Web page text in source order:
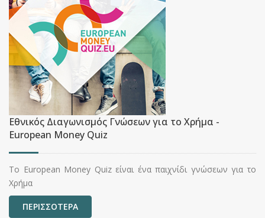
Εθνικός Διαγωνισμός Γνώσεων για το Χρήμα -
European Money Quiz
Το European Money Quiz είναι ένα παιχνίδι γνώσεων για το
Χρήμα
ΠΕΡΙΣΣΟΤΕΡΑ